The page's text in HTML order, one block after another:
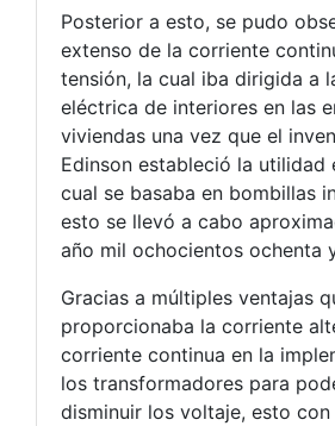
Posterior a esto, se pudo
extenso de la corriente
tensión, la cual iba dirigida a
eléctrica de interiores en las
viviendas una vez que el
Edinson estableció la utilidad
cual se basaba en bombillas
esto se llevó a cabo
año mil ochocientos ochenta
Gracias a múltiples ventajas
proporcionaba la corriente
corriente continua en la
los transformadores para
disminuir los voltaje, esto